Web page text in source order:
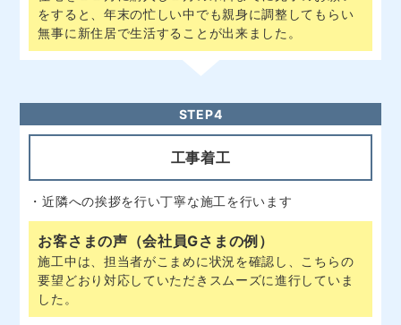
無事に新住居で生活することが出来ました。
工事着工
・近隣への挨拶を行い丁寧な施工を行います
お客さまの声（会社員Gさまの例）
施工中は、担当者がこまめに状況を確認し、こちらの
要望どおり対応していただきスムーズに進行していま
した。